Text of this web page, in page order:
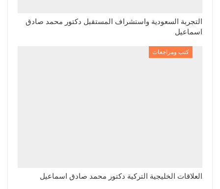
التجربة السعودية واستشراف المستقبل دكتور محمد صادق
اسماعيل
كتب ومراجعات
العلاقات الخليجية التركية دكتور محمد صادق اسماعيل